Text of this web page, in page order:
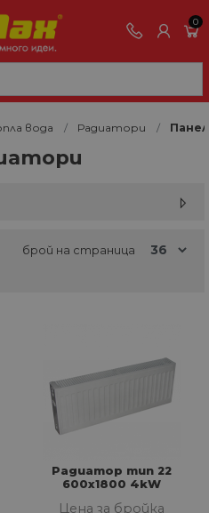
0
вода Радиатори
брой на страница
Радиатор тип 22
600х1800 4kW
Цена за бройка